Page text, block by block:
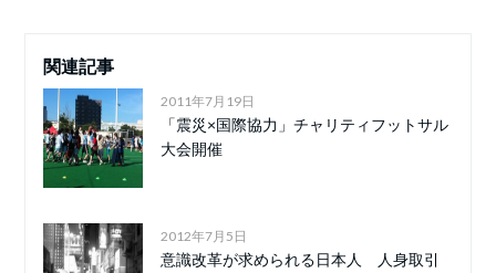
関連記事
2011年7月19日
「震災×国際協力」チャリティフットサル
大会開催
2012年7月5日
意識改革が求められる日本人 人身取引